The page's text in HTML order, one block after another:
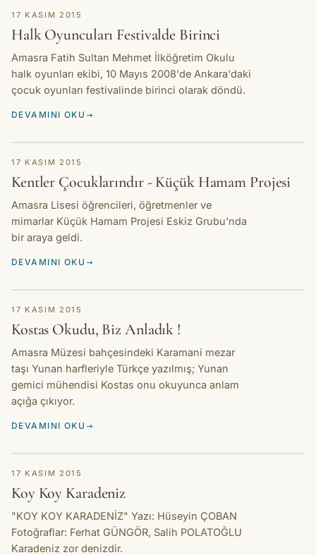
HIKAYE
17 KASIM 2015
Halk Oyuncuları Festivalde Birinci
Amasra Fatih Sultan Mehmet İlköğretim Okulu
halk oyunları ekibi, 10 Mayıs 2008'de Ankara'daki
çocuk oyunları festivalinde birinci olarak döndü.
DEVAMINI OKU
HIKAYE
17 KASIM 2015
Kentler Çocuklarındır - Küçük Hamam Projesi
Amasra Lisesi öğrencileri, öğretmenler ve
mimarlar Küçük Hamam Projesi Eskiz Grubu'nda
bir araya geldi.
DEVAMINI OKU
HIKAYE
17 KASIM 2015
Kostas Okudu, Biz Anladık !
Amasra Müzesi bahçesindeki Karamani mezar
taşı Yunan harfleriyle Türkçe yazılmış; Yunan
gemici mühendisi Kostas onu okuyunca anlam
açığa çıkıyor.
DEVAMINI OKU
HIKAYE
17 KASIM 2015
Koy Koy Karadeniz
"KOY KOY KARADENİZ" Yazı: Hüseyin ÇOBAN
Fotoğraflar: Ferhat GÜNGÖR, Salih POLATOĞLU
Karadeniz zor denizdir.